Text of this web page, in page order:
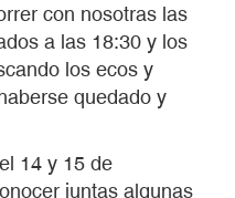
con nosotras las
a las 18:30 y los
los ecos y
quedado y
14 y 15 de
juntas algunas